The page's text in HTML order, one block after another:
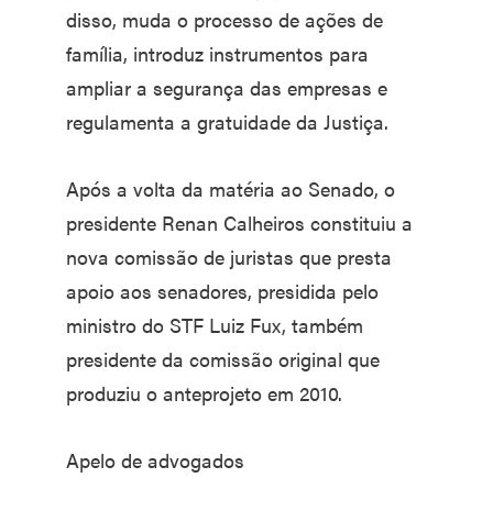
disso, muda o processo de ações de
família, introduz instrumentos para
ampliar a segurança das empresas e
regulamenta a gratuidade da Justiça.
Após a volta da matéria ao Senado, o
presidente Renan Calheiros constituiu a
nova comissão de juristas que presta
apoio aos senadores, presidida pelo
ministro do STF Luiz Fux, também
presidente da comissão original que
produziu o anteprojeto em 2010.
Apelo de advogados